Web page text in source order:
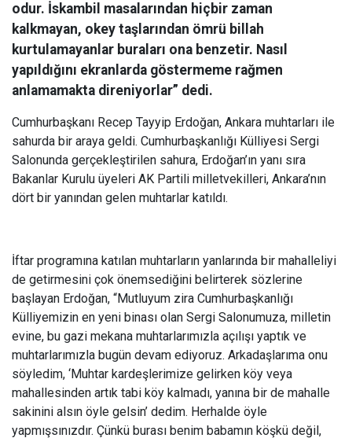
odur. İskambil masalarından hiçbir zaman
kalkmayan, okey taşlarından ömrü billah
kurtulamayanlar buraları ona benzetir. Nasıl
yapıldığını ekranlarda göstermeme rağmen
anlamamakta direniyorlar” dedi.
Cumhurbaşkanı Recep Tayyip Erdoğan, Ankara muhtarları ile
sahurda bir araya geldi. Cumhurbaşkanlığı Külliyesi Sergi
Salonunda gerçekleştirilen sahura, Erdoğan’ın yanı sıra
Bakanlar Kurulu üyeleri AK Partili milletvekilleri, Ankara’nın
dört bir yanından gelen muhtarlar katıldı.
İftar programına katılan muhtarların yanlarında bir mahalleliyi
de getirmesini çok önemsediğini belirterek sözlerine
başlayan Erdoğan, “Mutluyum zira Cumhurbaşkanlığı
Külliyemizin en yeni binası olan Sergi Salonumuza, milletin
evine, bu gazi mekana muhtarlarımızla açılışı yaptık ve
muhtarlarımızla bugün devam ediyoruz. Arkadaşlarıma onu
söyledim, ‘Muhtar kardeşlerimize gelirken köy veya
mahallesinden artık tabi köy kalmadı, yanına bir de mahalle
sakinini alsın öyle gelsin’ dedim. Herhalde öyle
yapmışsınızdır. Çünkü burası benim babamın köşkü değil,